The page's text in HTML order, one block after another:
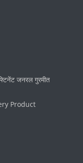
जनरल गुरमीत
Product